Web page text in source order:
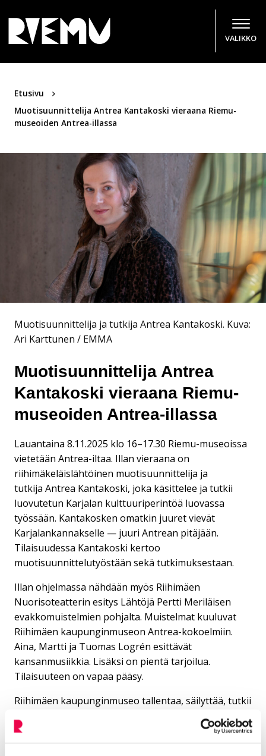
VALIKKO
Etusivu
Muotisuunnittelija Antrea Kantakoski vieraana Riemu-
museoiden Antrea-illassa
Muotisuunnittelija ja tutkija Antrea Kantakoski. Kuva:
Ari Karttunen / EMMA
Muotisuunnittelija Antrea
Kantakoski vieraana Riemu-
museoiden Antrea-illassa
Lauantaina 8.11.2025 klo 16–17.30 Riemu-museoissa
vietetään Antrea-iltaa. Illan vieraana on
riihimäkeläislähtöinen muotisuunnittelija ja
tutkija Antrea Kantakoski, joka käsittelee ja tutkii
luovutetun Karjalan kulttuuriperintöä luovassa
työssään. Kantakosken omatkin juuret vievät
Karjalankannakselle — juuri Antrean pitäjään.
Tilaisuudessa Kantakoski kertoo
muotisuunnittelutyöstään sekä tutkimuksestaan.
Illan ohjelmassa nähdään myös Riihimäen
Nuorisoteatterin esitys Lähtöjä Pertti Meriläisen
evakkomuistelmien pohjalta. Muistelmat kuuluvat
Riihimäen kaupunginmuseon Antrea-kokoelmiin.
Aina, Martti ja Tuomas Logrén esittävät
kansanmusiikkia. Lisäksi on pientä tarjoilua.
Tilaisuuteen on vapaa pääsy.
Riihimäen kaupunginmuseo tallentaa, säilyttää, tutkii
ja esittelee riihimäkeläisten ja Karjalan Antrean
pitäjän evakkojen aineellista ja henkistä
kulttuuriperintöä. Riihimäen kaupunginmuseon